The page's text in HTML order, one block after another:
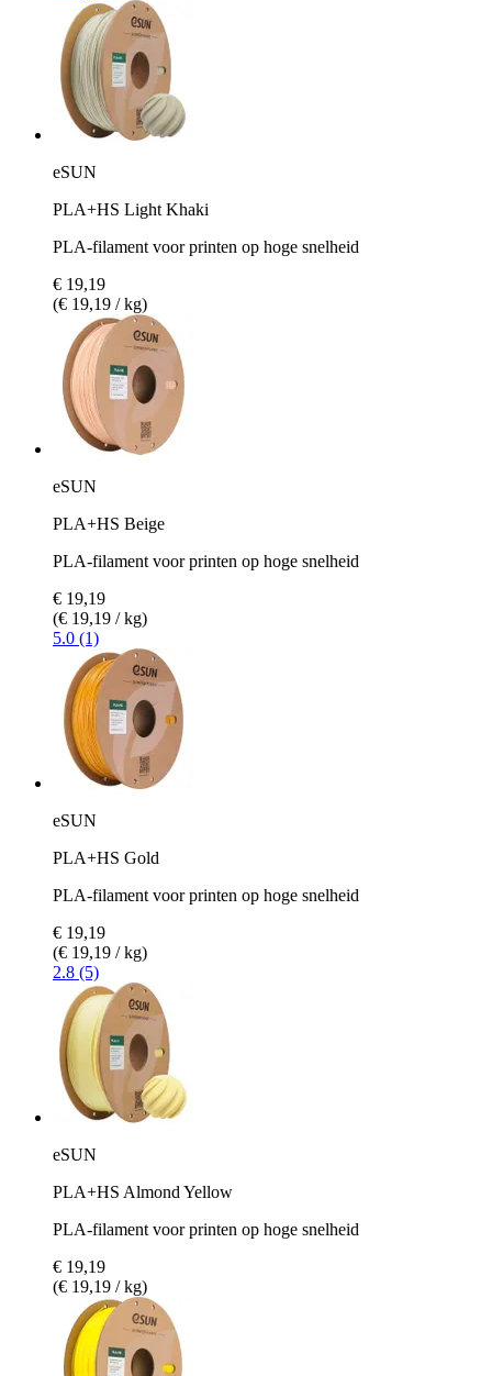
eSUN
PLA+HS Light Khaki
PLA-filament voor printen op hoge snelheid
€ 19,19
(€ 19,19 / kg)
eSUN
PLA+HS Beige
PLA-filament voor printen op hoge snelheid
€ 19,19
(€ 19,19 / kg)
5.0 (1)
eSUN
PLA+HS Gold
PLA-filament voor printen op hoge snelheid
€ 19,19
(€ 19,19 / kg)
2.8 (5)
eSUN
PLA+HS Almond Yellow
PLA-filament voor printen op hoge snelheid
€ 19,19
(€ 19,19 / kg)